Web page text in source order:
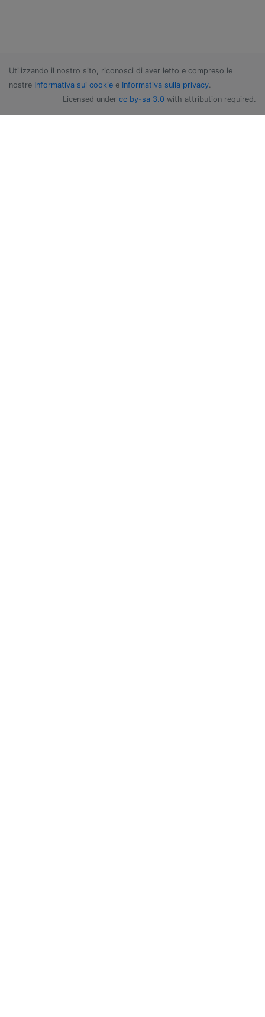
Utilizzando il nostro sito, riconosci di aver letto e compreso le
nostre Informativa sui cookie e Informativa sulla privacy.
Licensed under cc by-sa 3.0 with attribution required.